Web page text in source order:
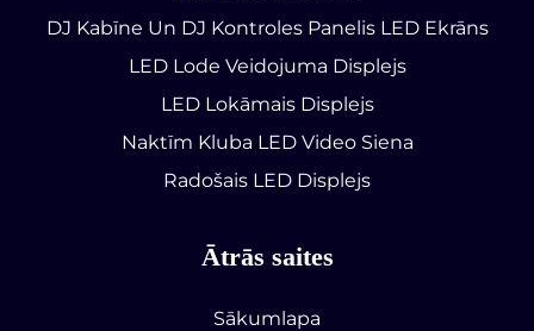
DJ Kabīne Un DJ Kontroles Panelis LED Ekrāns
LED Lode Veidojuma Displejs
LED Lokāmais Displejs
Naktīm Kluba LED Video Siena
Radošais LED Displejs
Ātrās saites
Sākumlapa